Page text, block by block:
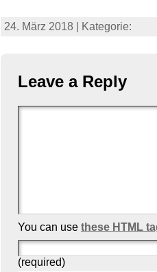
24. März 2018 | Kategorie:
Leave a Reply
You can use these HTML
(required)